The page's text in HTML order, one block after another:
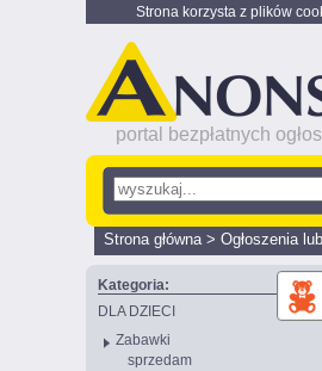
Strona korzysta z plików
portal bezpłatnych
Strona główna> Ogłoszenia
Kategoria:
DLA DZIECI
Zabawki
sprzedam